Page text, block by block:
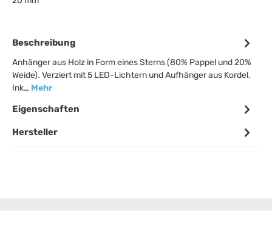
Beschreibung
Anhänger aus Holz in Form eines Sterns (80% Pappel und 20%
Weide). Verziert mit 5 LED-Lichtern und Aufhänger aus Kordel.
Ink… Mehr
Eigenschaften
Hersteller